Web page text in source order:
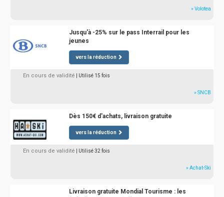
» Volotea
Jusqu'à -25% sur le pass Interrail pour les
jeunes
vers la réduction
En cours de validité | Utilisé 15 fois
» SNCB
Dès 150€ d'achats, livraison gratuite
vers la réduction
En cours de validité | Utilisé 32 fois
» Achat-Ski
Livraison gratuite Mondial Tourisme : les